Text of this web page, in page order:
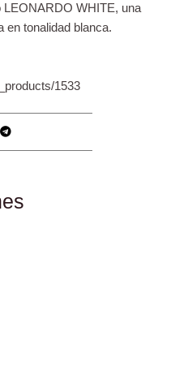
WHITE, una
en tonalidad blanca.
1533